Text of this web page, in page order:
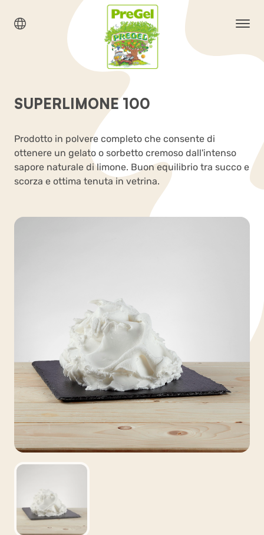
SUPERLIMONE 100
Prodotto in polvere completo che consente di
ottenere un gelato o sorbetto cremoso dall'intenso
sapore naturale di limone. Buon equilibrio tra succo e
scorza e ottima tenuta in vetrina.